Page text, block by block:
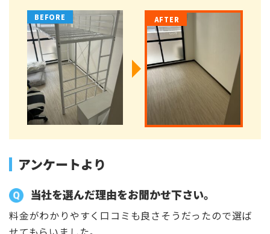
アンケートより
当社を選んだ理由をお聞かせ下さい。
料金がわかりやすく口コミも良さそうだったので選ば